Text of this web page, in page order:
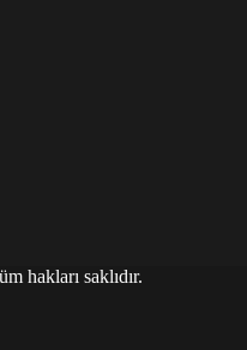
hakları saklıdır.